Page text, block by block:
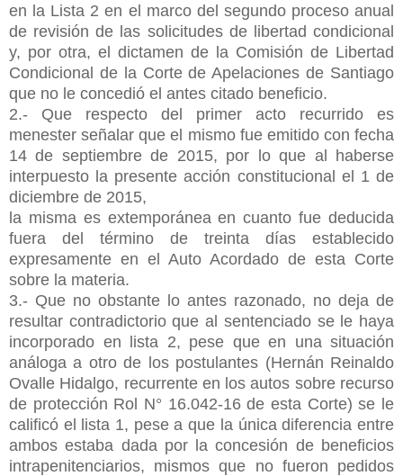
en la Lista 2 en el marco del segundo proceso anual
de revisión de las solicitudes de libertad condicional
y, por otra, el dictamen de la Comisión de Libertad
Condicional de la Corte de Apelaciones de Santiago
que no le concedió el antes citado beneficio.
2.- Que respecto del primer acto recurrido es
menester señalar que el mismo fue emitido con fecha
14 de septiembre de 2015, por lo que al haberse
interpuesto la presente acción constitucional el 1 de
diciembre de 2015,
la misma es extemporánea en cuanto fue deducida
fuera del término de treinta días establecido
expresamente en el Auto Acordado de esta Corte
sobre la materia.
3.- Que no obstante lo antes razonado, no deja de
resultar contradictorio que al sentenciado se le haya
incorporado en lista 2, pese que en una situación
análoga a otro de los postulantes (Hernán Reinaldo
Ovalle Hidalgo, recurrente en los autos sobre recurso
de protección Rol N° 16.042-16 de esta Corte) se le
calificó el lista 1, pese a que la única diferencia entre
ambos estaba dada por la concesión de beneficios
intrapenitenciarios, mismos que no fueron pedidos